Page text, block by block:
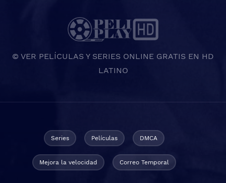
© VER PELÍCULAS Y SERIES ONLINE GRATIS EN HD
LATINO
Series Películas DMCA
Mejora la velocidad Correo Temporal